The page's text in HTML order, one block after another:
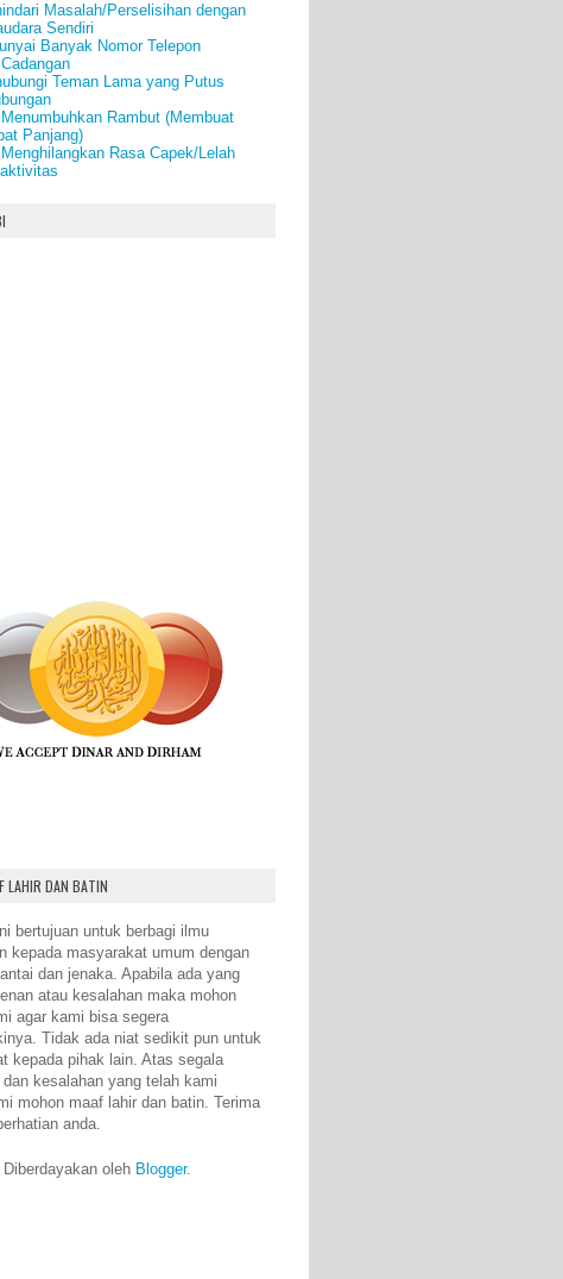
Masalah/Perselisihan dengan
Sendiri
Banyak Nomor Telepon
Teman Lama yang Putus
Rambut (Membuat
Panjang)
Rasa Capek/Lelah
LAHIR DAN BATIN
bertujuan untuk berbagi ilmu
kepada masyarakat umum dengan
dan jenaka. Apabila ada yang
atau kesalahan maka mohon
agar kami bisa segera
Tidak ada niat sedikit pun untuk
kepada pihak lain. Atas segala
dan kesalahan yang telah kami
mohon maaf lahir dan batin. Terima
anda.
Diberdayakan oleh Blogger.